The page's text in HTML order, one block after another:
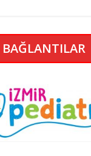
BAĞLANTILAR